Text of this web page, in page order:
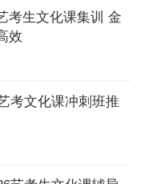
考生文化课集训 金
效
考文化课冲刺班推